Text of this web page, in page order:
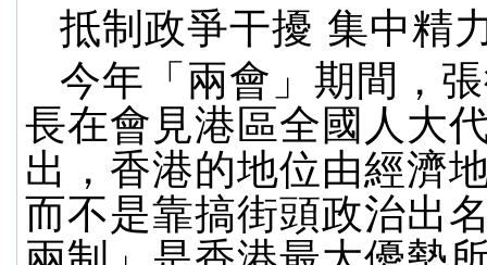
抵制政爭干擾 集中精
今年「兩會」期間，
長在會見港區全國人大
出，香港的地位由經濟
而不是靠搞街頭政治出